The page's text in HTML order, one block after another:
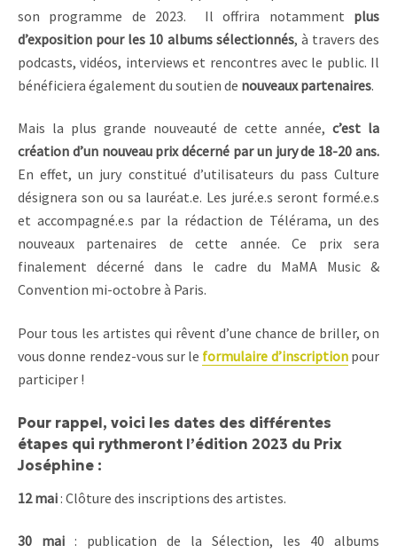
son programme de 2023. Il offrira notamment plus
d’exposition pour les 10 albums sélectionnés, à travers des
podcasts, vidéos, interviews et rencontres avec le public. Il
bénéficiera également du soutien de nouveaux partenaires.
Mais la plus grande nouveauté de cette année,c’est la
création d’un nouveau prix décerné par un jury de 18-20 ans.
En effet, un jury constitué d’utilisateurs du pass Culture
désignera son ou sa lauréat.e. Les juré.e.s seront formé.e.s
et accompagné.e.s par la rédaction de Télérama, un des
nouveaux partenaires de cette année. Ce prix sera
finalement décerné dans le cadre du MaMA Music &
Convention mi-octobre à Paris.
Pour tous les artistes qui rêvent d’une chance de briller, on
vous donne rendez-vous sur le formulaire d’inscriptionpour
participer !
Pour rappel, voici les dates des différentes
étapes qui rythmeront l’édition 2023 du Prix
Joséphine :
12 mai : Clôture des inscriptions des artistes.
30 mai : publication de la Sélection, les 40 albums